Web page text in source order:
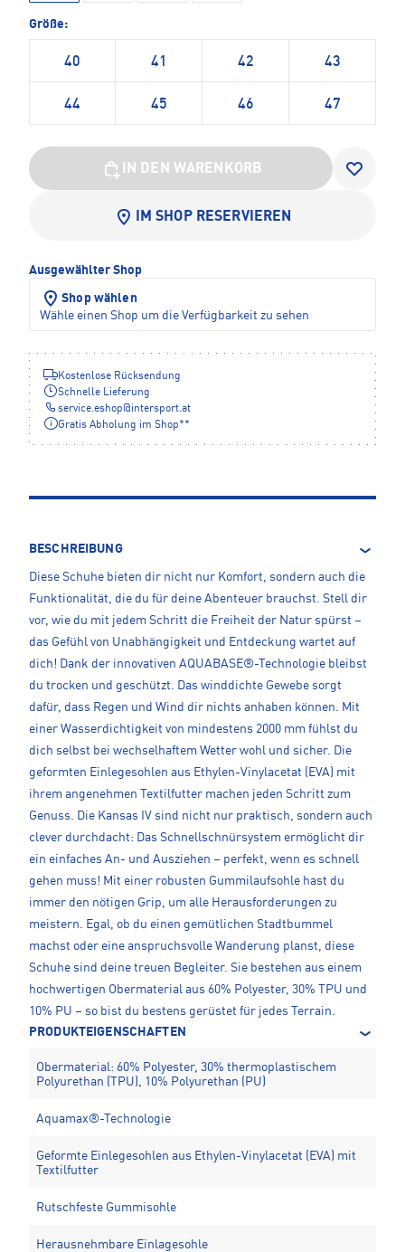
Größe:
40 41 42 43
44 45 46 47
IN DEN WARENKORB
IM SHOP RESERVIEREN
Ausgewählter Shop
Shop wählen
Wähle einen Shop um die Verfügbarkeit zu sehen
Kostenlose Rücksendung
Schnelle Lieferung
service.eshop@intersport.at
Gratis Abholung im Shop**
BESCHREIBUNG
Diese Schuhe bieten dir nicht nur Komfort, sondern auch die
Funktionalität, die du für deine Abenteuer brauchst. Stell dir
vor, wie du mit jedem Schritt die Freiheit der Natur spürst –
das Gefühl von Unabhängigkeit und Entdeckung wartet auf
dich! Dank der innovativen AQUABASE®-Technologie bleibst
du trocken und geschützt. Das winddichte Gewebe sorgt
dafür, dass Regen und Wind dir nichts anhaben können. Mit
einer Wasserdichtigkeit von mindestens 2000 mm fühlst du
dich selbst bei wechselhaftem Wetter wohl und sicher. Die
geformten Einlegesohlen aus Ethylen-Vinylacetat (EVA) mit
ihrem angenehmen Textilfutter machen jeden Schritt zum
Genuss. Die Kansas IV sind nicht nur praktisch, sondern auch
clever durchdacht: Das Schnellschnürsystem ermöglicht dir
ein einfaches An- und Ausziehen – perfekt, wenn es schnell
gehen muss! Mit einer robusten Gummilaufsohle hast du
immer den nötigen Grip, um alle Herausforderungen zu
meistern. Egal, ob du einen gemütlichen Stadtbummel
machst oder eine anspruchsvolle Wanderung planst, diese
Schuhe sind deine treuen Begleiter. Sie bestehen aus einem
hochwertigen Obermaterial aus 60% Polyester, 30% TPU und
10% PU – so bist du bestens gerüstet für jedes Terrain.
PRODUKTEIGENSCHAFTEN
Obermaterial: 60% Polyester, 30% thermoplastischem
Polyurethan (TPU), 10% Polyurethan (PU)
Aquamax®-Technologie
Geformte Einlegesohlen aus Ethylen-Vinylacetat (EVA) mit
Textilfutter
Rutschfeste Gummisohle
Herausnehmbare Einlagesohle